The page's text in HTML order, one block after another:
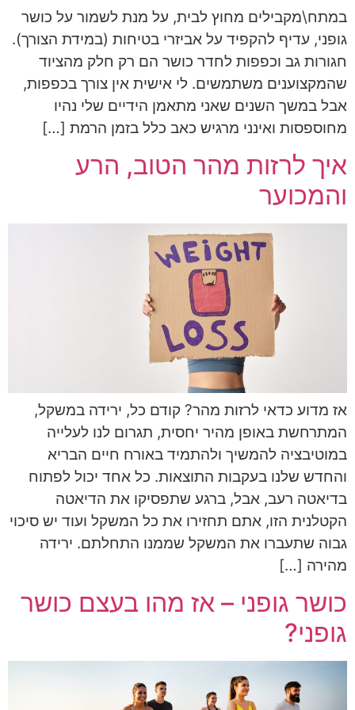
במתח\מקבילים מחוץ לבית, על מנת לשמור על כושר
גופני, עדיף להקפיד על אביזרי בטיחות (במידת הצורך).
חגורות גב וכפפות לחדר כושר הם רק חלק מהציוד
שהמקצוענים משתמשים. לי אישית אין צורך בכפפות,
אבל במשך השנים שאני מתאמן הידיים שלי נהיו
מחוספסות ואינני מרגיש כאב כלל בזמן הרמת […]
איך לרזות מהר הטוב, הרע
והמכוער
אז מדוע כדאי לרזות מהר? קודם כל, ירידה במשקל,
המתרחשת באופן מהיר יחסית, תגרום לנו לעלייה
במוטיבציה להמשיך ולהתמיד באורח חיים הבריא
והחדש שלנו בעקבות התוצאות. כל אחד יכול לפתוח
בדיאטה רעב, אבל, ברגע שתפסיקו את הדיאטה
הקטלנית הזו, אתם תחזירו את כל המשקל ועוד יש סיכוי
גבוה שתעברו את המשקל שממנו התחלתם. ירידה
מהירה […]
כושר גופני – אז מהו בעצם כושר
גופני?